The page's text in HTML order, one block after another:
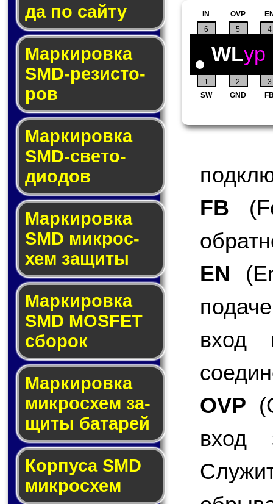
да по сай­ту
Маркировка
SMD-ре­зис­то­
ров
Маркировка
SMD-све­то­
дио­дов
Мар­ки­ров­ка
SMD мик­рос­
хем защиты
Мар­ки­ров­ка
SMD MOSFET
сбо­рок
Мар­ки­ров­ка
мик­ро­схем за­
щи­ты ба­та­рей
Корпуса SMD
мик­ро­схем
1 2 3
4
SW GND
OVP
5
6
IN
WLyp
FB
EN
вход
OVP
вход